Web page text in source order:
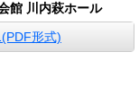
館 川内萩ホール
形式)